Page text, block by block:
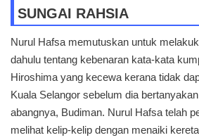
SUNGAI RAHSIA
Nurul Hafsa memutuskan untuk
dahulu tentang kebenaran kata-kata
Hiroshima yang kecewa kerana tidak
Kuala Selangor sebelum dia
abangnya, Budiman. Nurul Hafsa telah
melihat kelip-kelip dengan menaiki